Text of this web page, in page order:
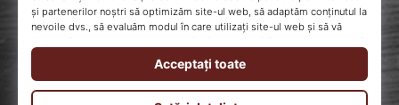
WePlayBasketball.ro